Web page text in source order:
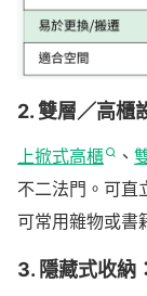
2. 雙層／高櫃
上掀式高櫃 、
不二法門。可直
可常用雜物或書
3. 隱藏式收納